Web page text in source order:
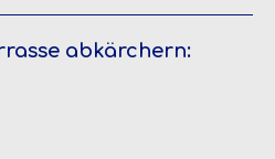
abkärchern: